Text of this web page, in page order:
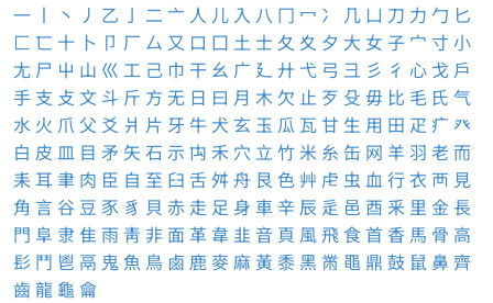
一 丨 丶 丿 乙 亅 二 亠 人 儿 入 八 冂 冖 冫 几 凵 刀 力 勹 匕
匚 匸 十 卜 卩 厂 厶 又 口 囗 土 士 夂 夊 夕 大 女 子 宀 寸小
尢 尸 屮 山 巛 工 己 巾 干 幺 广 廴廾 弋 弓 彐 彡 彳 心 戈 戶
手 支 攴 文 斗 斤 方 无 日 曰 月 木欠 止 歹 殳 毋 比 毛 氏 气
水 火 爪 父 爻 爿 片 牙 牛 犬 玄 玉 瓜 瓦甘 生 用 田 疋 疒 癶
白 皮 皿 目 矛 矢 石 示 禸 禾 穴 立 竹米 糸 缶 网 羊 羽 老 而
耒 耳 聿 肉 臣 自 至 臼 舌舛舟 艮 色 艸 虍 虫 血行衣 襾 見
角 言 谷 豆 豕 豸 貝 赤 走 足 身 車 辛 辰 辵 邑 酉 釆 里 金 長
門 阜 隶 隹雨 靑 非 面 革 韋 韭 音 頁 風飛食首 香 馬 骨 高
髟 鬥 鬯 鬲 鬼 魚 鳥 鹵 鹿麥麻 黃 黍 黑 黹 黽鼎 鼓 鼠 鼻 齊
齒龍 龜 龠